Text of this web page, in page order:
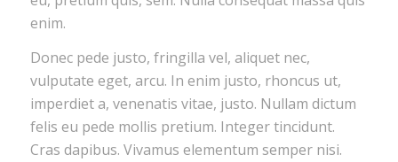
enim.
Donec pede justo, fringilla vel, aliquet nec,
vulputate eget, arcu. In enim justo, rhoncus ut,
imperdiet a, venenatis vitae, justo. Nullam dictum
felis eu pede mollis pretium. Integer tincidunt.
Cras dapibus. Vivamus elementum semper nisi.